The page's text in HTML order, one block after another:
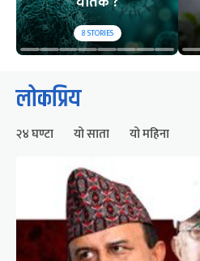
8STORIES
लोकप्रिय
२४ घण्टा यो साता यो महिना